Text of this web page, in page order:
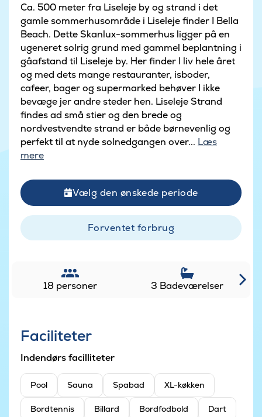
Ca. 500 meter fra Liseleje by og strand i det
gamle sommerhusområde i Liseleje finder I Bella
Beach. Dette Skanlux-sommerhus ligger på en
ugeneret solrig grund med gammel beplantning i
gåafstand til Liseleje by. Her finder I liv hele året
og med dets mange restauranter, isboder,
cafeer, bager og supermarked behøver I ikke
bevæge jer andre steder hen. Liseleje Strand
findes ad små stier og den brede og
nordvestvendte strand er både børnevenlig og
perfekt til at nyde solnedgangen over... Læs
mere
Vælg den ønskede periode
Forventet forbrug
18 personer 3 Badeværelser
Faciliteter
Indendørs facilliteter
Pool Sauna Spabad XL-køkken
Bordtennis Billard Bordfodbold Dart